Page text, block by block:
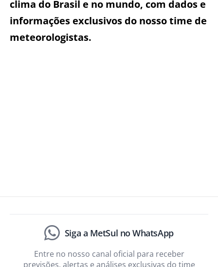
clima do Brasil e no mundo, com dados e
informações exclusivos do nosso time de
meteorologistas.
Siga a MetSul no WhatsApp
Entre no nosso canal oficial para receber
previsões, alertas e análises exclusivas do time